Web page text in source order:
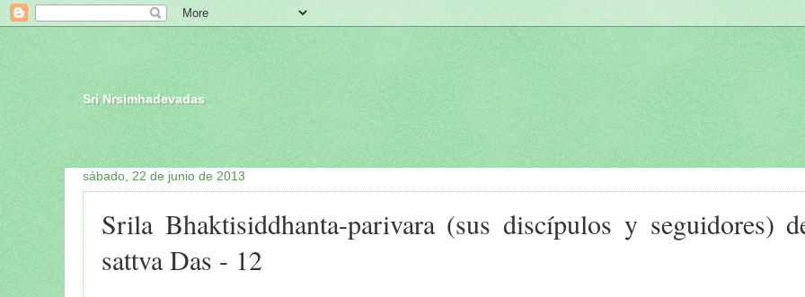
Sri Nrsimhadevadas
sábado, 22 de junio de 2013
Srila Bhaktisiddhanta-parivara (sus discípulos y seguidores)
sattva Das - 12